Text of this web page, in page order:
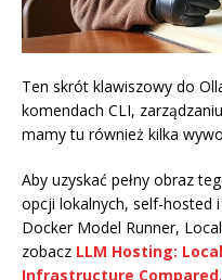
Ten skrót klawiszowy do
komendach CLI,
mamy tu również kilka
Aby uzyskać pełny obraz
opcji lokalnych, self-hosted
Docker Model Runner,
zobacz LLM Hosting:
Infrastructure Compared